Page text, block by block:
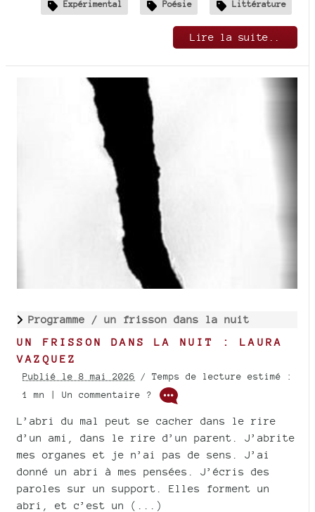
Expérimental Poésie Littérature
Lire la suite..
Programme / un frisson dans la nuit
UN FRISSON DANS LA NUIT : LAURA
VAZQUEZ
Publié le 8 mai 2026 / Temps de lecture estimé :
1 mn | Un commentaire ?
L’abri du mal peut se cacher dans le rire
d’un ami, dans le rire d’un parent. J’abrite
mes organes et je n’ai pas de sens. J’ai
donné un abri à mes pensées. J’écris des
paroles sur un support. Elles forment un
abri, et c’est un (...)